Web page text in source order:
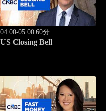
04:00-05:00 60分
US Closing Bell